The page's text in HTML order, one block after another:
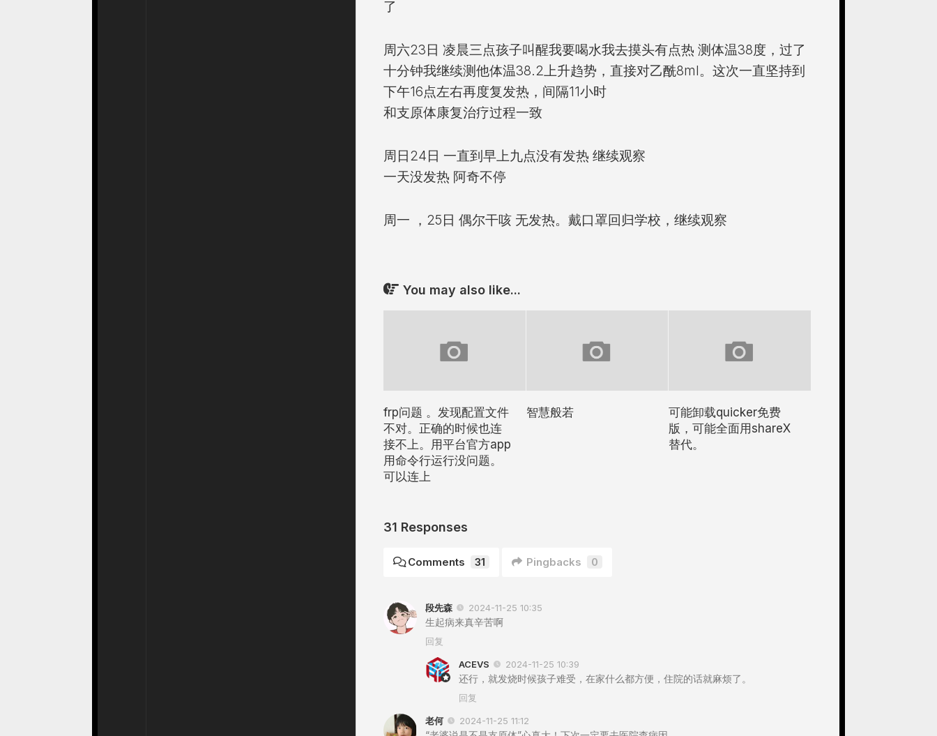
了
周六23日 凌晨三点孩子叫醒我要喝水我去摸头有点热 测体温38度，过了
十分钟我继续测他体温38.2上升趋势，直接对乙酰8ml。这次一直坚持到
下午16点左右再度复发热，间隔11小时
和支原体康复治疗过程一致
周日24日 一直到早上九点没有发热 继续观察
一天没发热 阿奇不停
周一 ，25日 偶尔干咳 无发热。戴口罩回归学校，继续观察
You may also like...
frp问题 。发现配置文件
不对。正确的时候也连
接不上。用平台官方app
用命令行运行没问题。
可以连上
智慧般若
可能卸载quicker免费
版，可能全面用shareX
替代。
31 Responses
Comments 31 Pingbacks 0
段先森 2024-11-25 10:35
生起病来真辛苦啊
回复
ACEVS 2024-11-25 10:39
还行，就发烧时候孩子难受，在家什么都方便，住院的话就麻烦了。
回复
老何 2024-11-25 11:12